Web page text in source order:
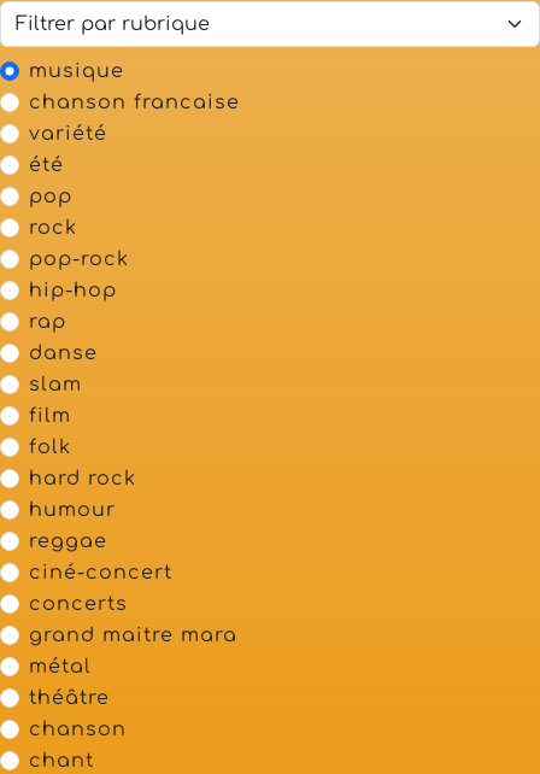
musique
chanson francaise
variété
été
pop
rock
pop-rock
hip-hop
rap
danse
slam
film
folk
hard rock
humour
reggae
ciné-concert
concerts
grand maitre mara
métal
théâtre
chanson
chant